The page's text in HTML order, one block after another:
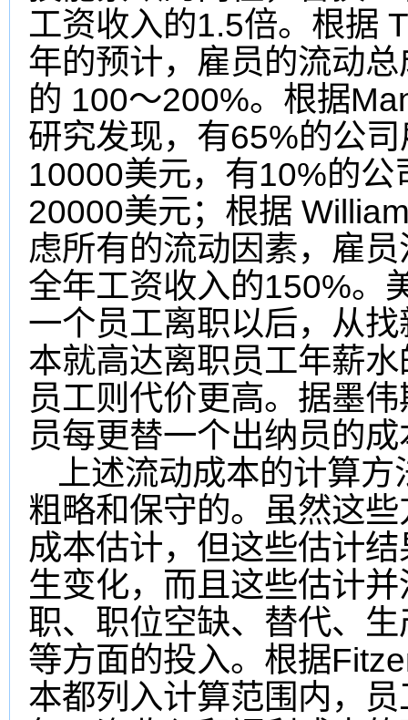
工资收入的1.5倍。 根据
年的预计， 雇员的流动
的 100～200%。根据
研究发现， 有65%的公
10000美元， 有10%的公
20000美元； 根据
虑所有的流动因素，雇
全年工资收入的150%。
一个员工离职以后，从
本就高达离职员工年薪水
员工则代价更高。据墨
员每更替一个出纳员的
上述流动成本的计算
粗略和保守的。虽然这
成本估计，但这些估计
生变化，而且这些估计
职、职位空缺、替代、
等方面的投入。 根据
本都列入计算范围内，